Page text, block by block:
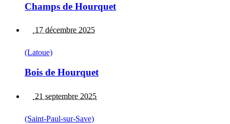
Champs de Hourquet
17 décembre 2025
(Latoue)
Bois de Hourquet
21 septembre 2025
(Saint-Paul-sur-Save)